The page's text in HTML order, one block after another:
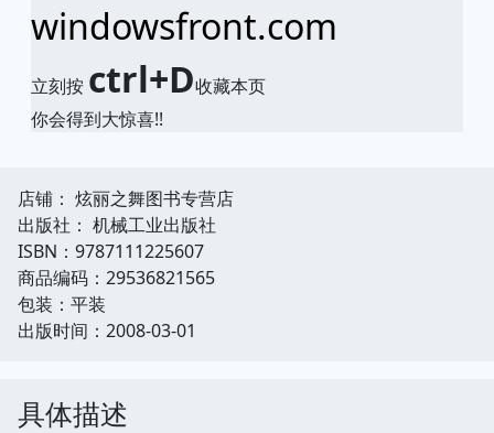
windowsfront.com
立刻按 ctrl+D收藏本页
你会得到大惊喜!!
店铺： 炫丽之舞图书专营店
出版社： 机械工业出版社
ISBN：9787111225607
商品编码：29536821565
包装：平装
出版时间：2008-03-01
具体描述